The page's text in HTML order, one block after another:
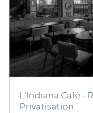
L'Indiana Café -
Privatisation